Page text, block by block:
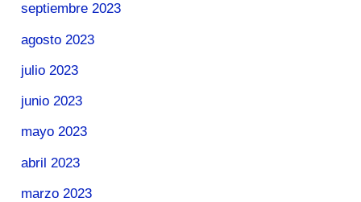
septiembre 2023
agosto 2023
julio 2023
junio 2023
mayo 2023
abril 2023
marzo 2023